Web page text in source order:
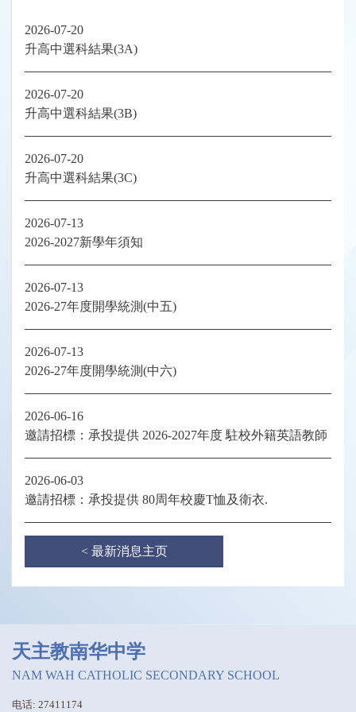
2026-07-20
升高中選科結果(3A)
2026-07-20
升高中選科結果(3B)
2026-07-20
升高中選科結果(3C)
2026-07-13
2026-2027新學年須知
2026-07-13
2026-27年度開學統測(中五)
2026-07-13
2026-27年度開學統測(中六)
2026-06-16
邀請招標：承投提供 2026-2027年度 駐校外籍英語教師
2026-06-03
邀請招標：承投提供 80周年校慶T恤及衛衣.
< 最新消息主页
天主教南华中学
NAM WAH CATHOLIC SECONDARY SCHOOL
电话: 27411174